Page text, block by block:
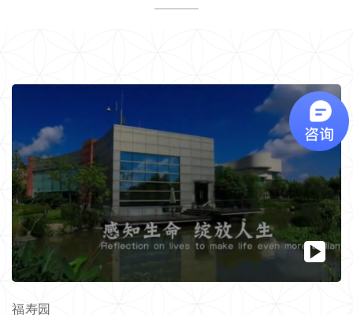
福寿园